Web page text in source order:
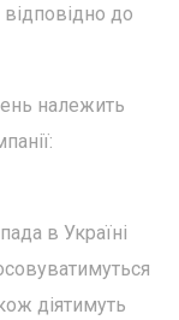
до
належить
в Україні
діятимуть